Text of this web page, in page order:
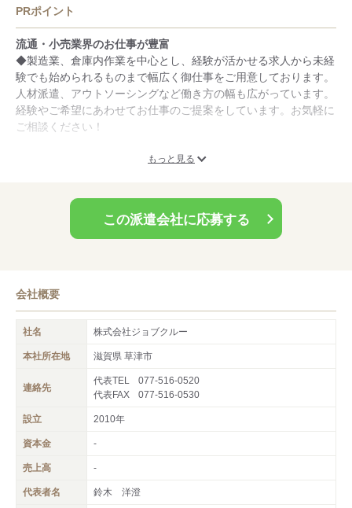
PRポイント
流通・小売業界のお仕事が豊富
◆製造業、倉庫内作業を中心とし、経験が活かせる求人から未経
験でも始められるものまで幅広く御仕事をご用意しております。
人材派遣、アウトソーシングなど働き方の幅も広がっています。
経験やご希望にあわせてお仕事のご提案をしています。お気軽に
ご相談ください！
スタッフフォローに自信あり
て頂きます♪
未経験OKのお仕事が豊富
もっと見る
この派遣会社に応募する
会社概要
社名 株式会社ジョブクルー
本社所在地 滋賀県 草津市
連絡先
代表TEL
077-516-0520
代表FAX
077-516-0530
設立 2010年
資本金 -
売上高 -
代表者名 鈴木 洋澄